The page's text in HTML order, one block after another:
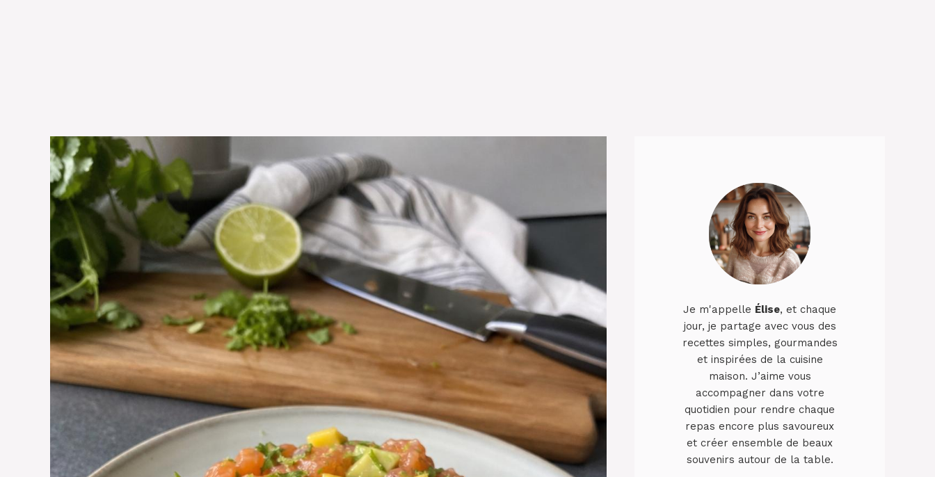
Je m'appelle Élise, et chaque
jour, je partage avec vous des
recettes simples, gourmandes
et inspirées de la cuisine
maison. J’aime vous
accompagner dans votre
quotidien pour rendre chaque
repas encore plus savoureux
et créer ensemble de beaux
souvenirs autour de la table.